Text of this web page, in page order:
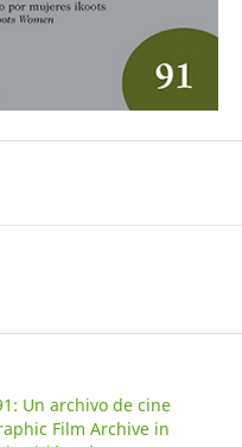
Un archivo de cine
Film Archive in